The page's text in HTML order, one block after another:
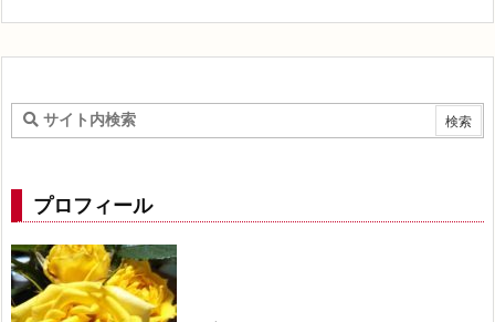
プロフィール